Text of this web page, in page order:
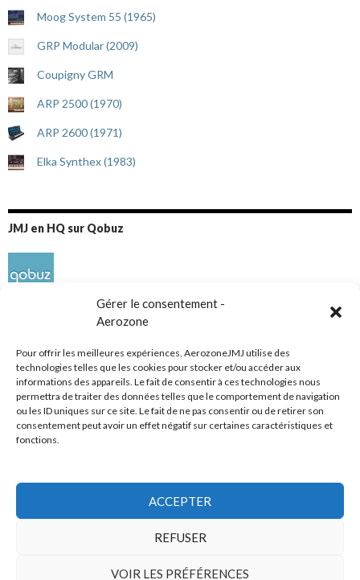
Gérer le consentement -
Aerozone
Pour offrir les meilleures expériences, AerozoneJMJ utilise des
technologies telles que les cookies pour stocker et/ou accéder aux
informations des appareils. Le fait de consentir à ces technologies nous
permettra de traiter des données telles que le comportement de navigation
ou les ID uniques sur ce site. Le fait de ne pas consentir ou de retirer son
consentement peut avoir un effet négatif sur certaines caractéristiques et
fonctions.
ACCEPTER
REFUSER
VOIR LES PRÉFÉRENCES
Moog System 55 (1965)
GRP Modular (2009)
Coupigny GRM
ARP 2500 (1970)
ARP 2600 (1971)
Elka Synthex (1983)
JMJ en HQ sur Qobuz
Réseaux sociaux
© Mars 2006-Août 2026